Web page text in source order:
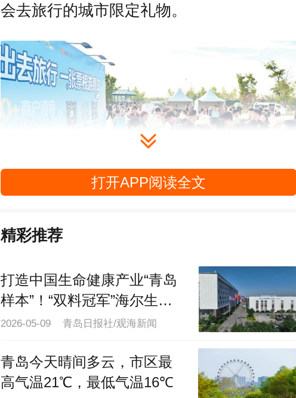
会去旅行的城市限定礼物。
5月8日，市文化和旅游局在青岛市民健
身中心体育场外设置专属服务点位，为歌迷
送上“票根经济商家联盟”专属优惠和文旅手
册、旅游地图、特色纪念品等礼物。
5月8日至10日、5月15日至17日，薛之
打开APP阅读全文
精彩推荐
打造中国生命健康产业“青岛
样本”！“双料冠军”海尔生物
逐浪全球
2026-05-09 青岛日报社/观海新闻
青岛今天晴间多云，市区最
高气温21℃，最低气温16℃